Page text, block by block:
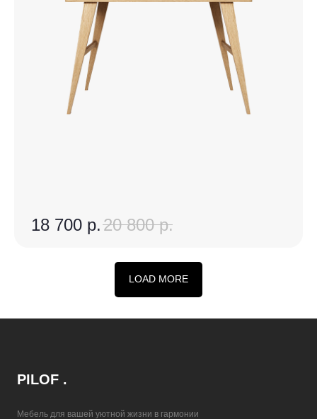
18 700 р.20 800 р.
LOAD MORE
PILOF .
Мебель для вашей уютной жизни в гармонии